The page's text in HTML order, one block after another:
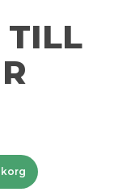
TILL